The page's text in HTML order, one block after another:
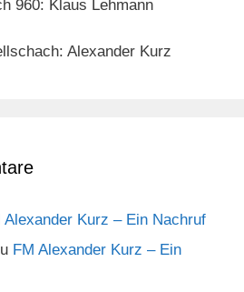
960: Klaus Lehmann
Alexander Kurz
Alexander Kurz – Ein Nachruf
FM Alexander Kurz – Ein